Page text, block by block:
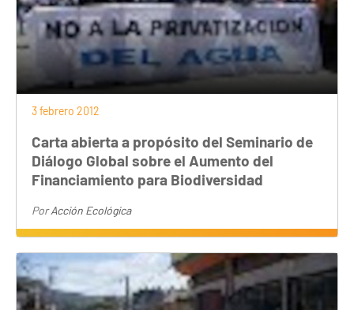
3 febrero 2012
Carta abierta a propósito del Seminario de
Diálogo Global sobre el Aumento del
Financiamiento para Biodiversidad
PorAcción Ecológica